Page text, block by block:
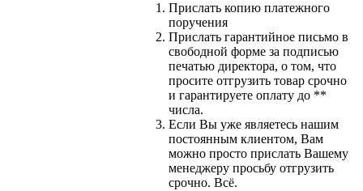
Прислать копию платежного
поручения
Прислать гарантийное письмо в
свободной форме за подписью
печатью директора, о том, что
просите отгрузить товар срочно
и гарантируете оплату до **
числа.
Если Вы уже являетесь нашим
постоянным клиентом, Вам
можно просто прислать Вашему
менеджеру просьбу отгрузить
срочно. Всё.